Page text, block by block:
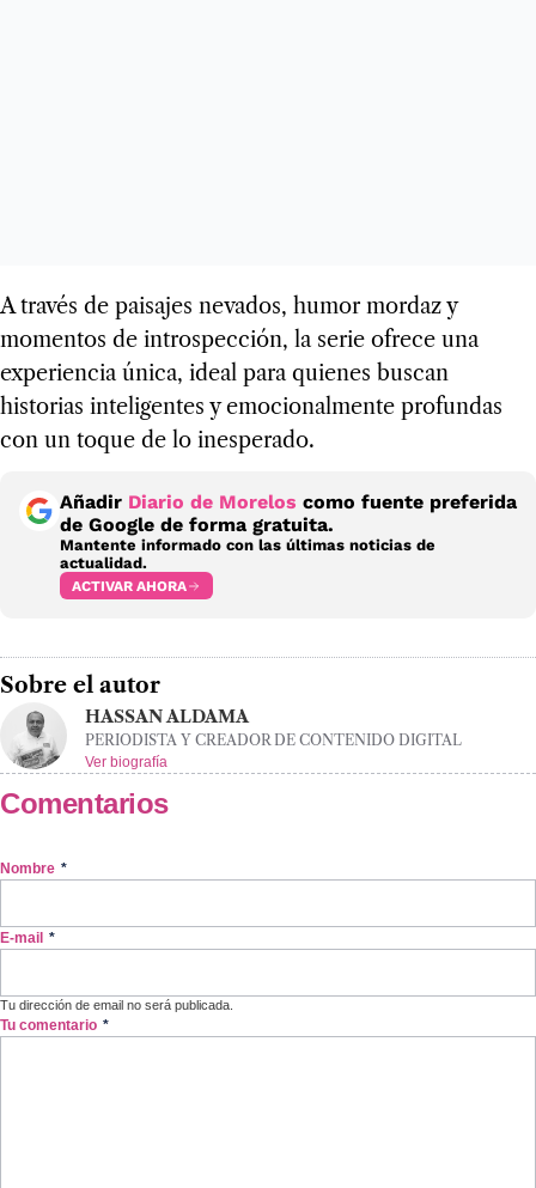
A través de paisajes nevados, humor mordaz y
momentos de introspección, la serie ofrece una
experiencia única, ideal para quienes buscan
historias inteligentes y emocionalmente profundas
con un toque de lo inesperado.
Añadir Diario de Morelos como fuente preferida
de Google de forma gratuita.
Mantente informado con las últimas noticias de
actualidad.
ACTIVAR AHORA
Sobre el autor
HASSAN ALDAMA
PERIODISTA Y CREADOR DE CONTENIDO DIGITAL
Ver biografía
Comentarios
Nombre *
E-mail *
Tu dirección de email no será publicada.
Tu comentario *